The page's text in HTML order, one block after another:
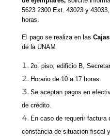
5623 2300 Ext. 43023 y 43033
horas.
El pago se realiza en las
de la UNAM
2o. piso, edificio B,
Horario de 10 a 17 horas.
Se aceptan pagos en
de crédito.
En caso de requerir factura
constancia de situación fiscal